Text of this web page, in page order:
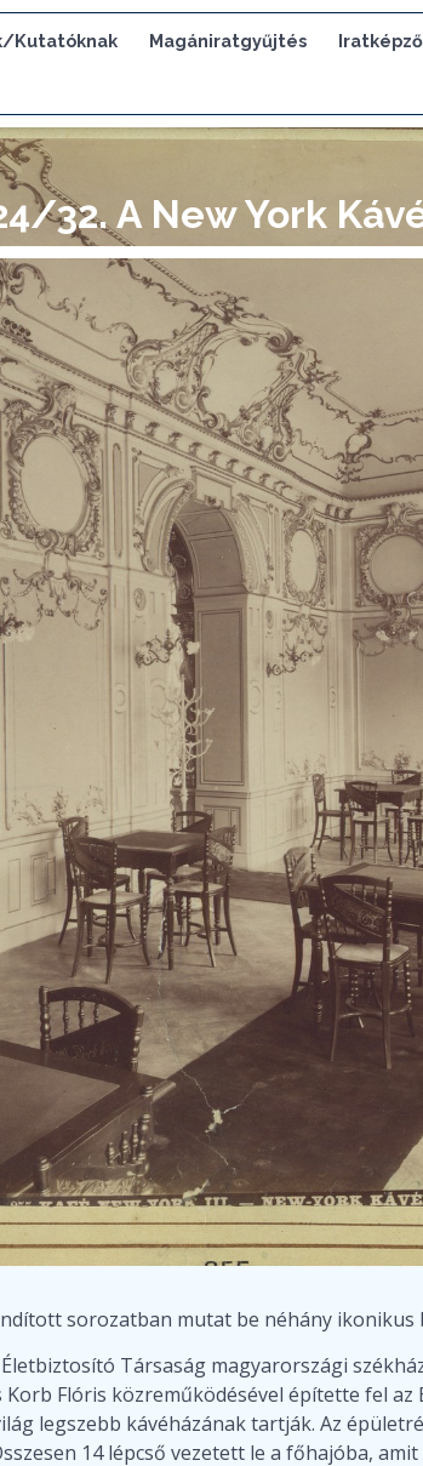
Kutatóknak Magániratgyűjtés
32. A New York
sorozatban mutat be néhány ikonikus
Társaság magyarországi
Flóris közreműködésével építette fel
legszebb kávéházának tartják. Az
14 lépcső vezetett le a főhajóba,